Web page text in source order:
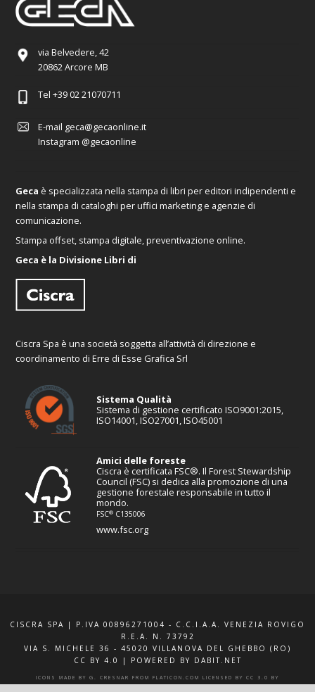
via Belvedere, 42
20862 Arcore MB
Tel +39 02 21070711
E-mail geca@gecaonline.it
Instagram @gecaonline
Geca è specializzata nella stampa di libri per editori indipendenti e
nella stampa di cataloghi per uffici marketing e agenzie di
comunicazione.
Stampa offset, stampa digitale, preventivazione online.
Geca è la Divisione Libri di
Ciscra Spa è una società soggetta all’attività di direzione e
coordinamento di Erre di Esse Grafica Srl
Sistema Qualità
Sistema di gestione certificato ISO9001:2015,
ISO14001, ISO27001, ISO45001
Amici delle foreste
Ciscra è certificata FSC®. Il Forest Stewardship
Council (FSC) si dedica alla promozione di una
gestione forestale responsabile in tutto il
mondo.
FSC® C135006
www.fsc.org
CISCRA SPA | P.IVA 00896271004 - C.C.I.A.A. VENEZIA ROVIGO
R.E.A. N. 73792
VIA S. MICHELE 36 - 45020 VILLANOVA DEL GHEBBO (RO)
CC BY 4.0
| POWERED BY DABIT.NET
ICONS MADE BY G. CRESNAR FROM FLATICON.COM LICENSED BY CC 3.0 BY